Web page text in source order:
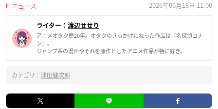
ニュース 2026年06月18日 11:00
ライター： 渡辺せせり
アニメオタク歴20年。オタクのきっかけになった作品は『名探偵コナ
ン』。
ジャンプ系の漫画やそれを原作としたアニメ作品が特に好き。
カテゴリ : 津田健次郎